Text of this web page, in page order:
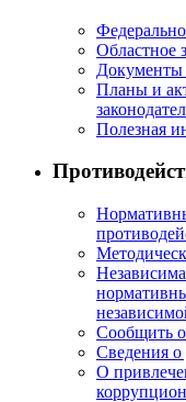
Областное
Документы
Планы и
Полезная
Сообщить
Сведения о
О